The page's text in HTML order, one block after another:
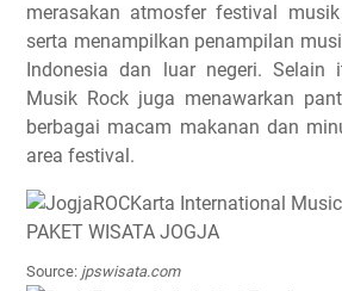
merasakan atmosfer festival
serta menampilkan penampilan
Indonesia dan luar negeri. Selain
Musik Rock juga menawarkan
berbagai macam makanan dan
area festival.
Source: jpswisata.com